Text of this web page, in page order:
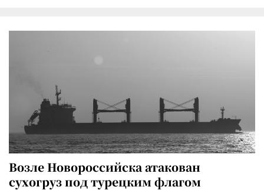
Возле Новороссийска атакован
сухогруз под турецким флагом